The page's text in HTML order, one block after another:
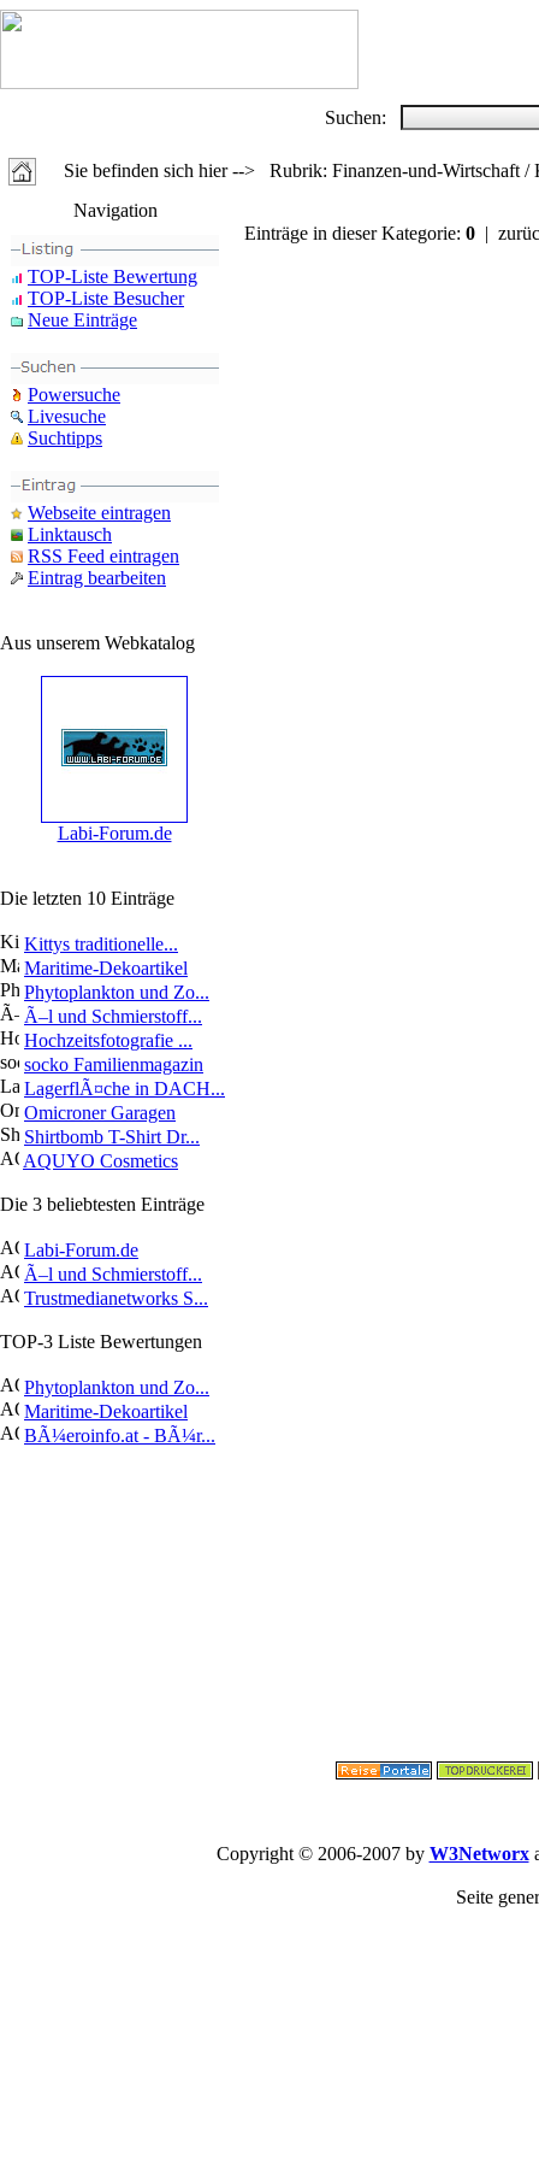
Suchen:
Sie befinden sich hier --> Rubrik: Finanzen-und-Wirtschaft /
Navigation
TOP-Liste Bewertung
TOP-Liste Besucher
Neue Einträge
Powersuche
Livesuche
Suchtipps
Webseite eintragen
Linktausch
RSS Feed eintragen
Eintrag bearbeiten
Aus unserem Webkatalog
Labi-Forum.de
Die letzten 10 Einträge
Kittys traditionelle...
Maritime-Dekoartikel
Phytoplankton und Zo...
Ã–l und Schmierstoff...
Hochzeitsfotografie ...
socko Familienmagazin
LagerflÃ¤che in DACH...
Omicroner Garagen
Shirtbomb T-Shirt Dr...
AQUYO Cosmetics
Die 3 beliebtesten Einträge
Labi-Forum.de
Ã–l und Schmierstoff...
Trustmedianetworks S...
TOP-3 Liste Bewertungen
Phytoplankton und Zo...
Maritime-Dekoartikel
BÃ¼eroinfo.at - BÃ¼r...
Einträge in dieser Kategorie: 0 |
Copyright © 2006-2007 by W3Networx
Seite